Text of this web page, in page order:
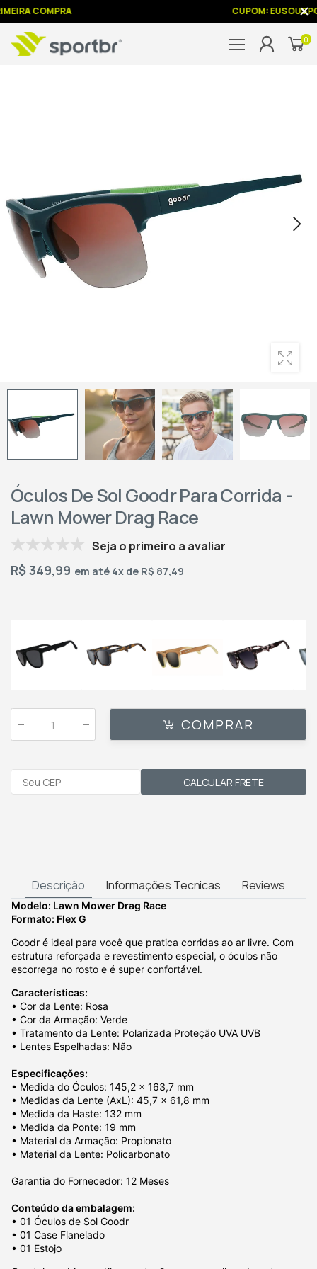
COMPRA CUPOM:
0
Óculos De Sol Goodr Para Corrida -
Lawn Mower Drag Race
Seja o primeiro a avaliar
R$349,99 em até 4x de R$ 87,49
COMPRAR
CALCULAR FRETE
Descrição Informações Tecnicas Reviews
Modelo: Lawn Mower Drag Race
Formato: Flex G
Goodr é ideal para você que pratica corridas ao ar livre. Com
estrutura reforçada e revestimento especial, o óculos não
escorrega no rosto e é super confortável.
Características:
• Cor da Lente: Rosa
• Cor da Armação: Verde
• Tratamento da Lente: Polarizada Proteção UVA UVB
• Lentes Espelhadas: Não
Especificações:
• Medida do Óculos: 145,2 x 163,7 mm
• Medidas da Lente (AxL): 45,7 x 61,8 mm
• Medida da Haste: 132 mm
• Medida da Ponte: 19 mm
• Material da Armação: Propionato
• Material da Lente: Policarbonato
Garantia do Fornecedor: 12 Meses
Conteúdo da embalagem:
• 01 Óculos de Sol Goodr
• 01 Case Flanelado
• 01 Estojo